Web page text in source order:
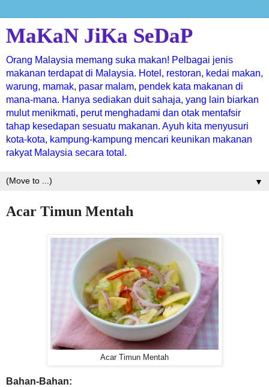
MaKaN JiKa SeDaP
Orang Malaysia memang suka makan! Pelbagai jenis
makanan terdapat di Malaysia. Hotel, restoran, kedai makan,
warung, mamak, pasar malam, pendek kata makanan di
mana-mana. Hanya sediakan duit sahaja, yang lain biarkan
mulut menikmati, perut menghadami dan otak mentafsir
tahap kesedapan sesuatu makanan. Ayuh kita menyusuri
kota-kota, kampung-kampung mencari keunikan makanan
rakyat Malaysia secara total.
▼
Acar Timun Mentah
Acar Timun Mentah
Bahan-Bahan: